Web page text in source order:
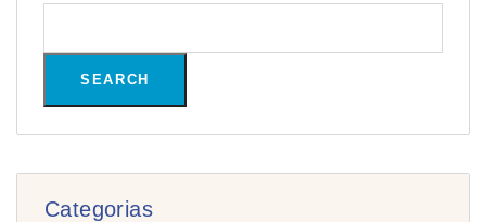
SEARCH
Categorias